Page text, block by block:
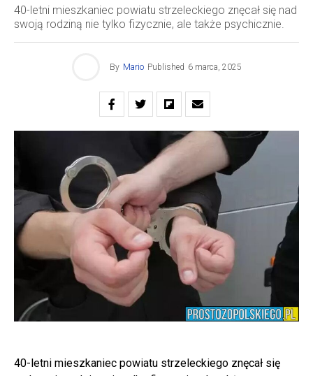
40-letni mieszkaniec powiatu strzeleckiego znęcał się nad
swoją rodziną nie tylko fizycznie, ale także psychicznie.
By Mario Published 6 marca, 2025
40-letni mieszkaniec powiatu strzeleckiego znęcał się